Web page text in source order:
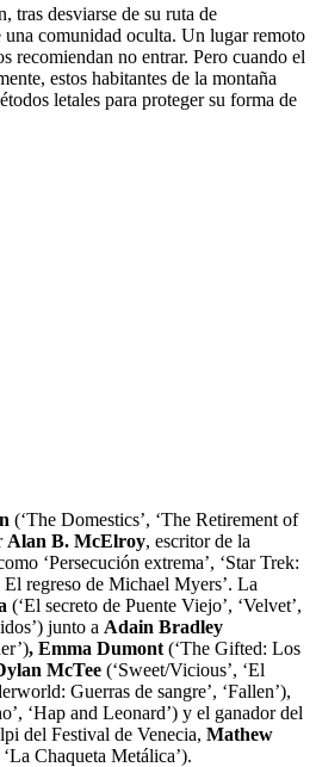
tras desviarse de su ruta de
una comunidad oculta. Un lugar remoto
recomiendan no entrar. Pero cuando el
estos habitantes de la montaña
letales para proteger su forma de
(‘The Domestics’, ‘The Retirement of
Alan B. McElroy, escritor de la
‘Persecución extrema’, ‘Star Trek:
regreso de Michael Myers’. La
(‘El secreto de Puente Viejo’, ‘Velvet’,
junto a Adain Bradley
, Emma Dumont (‘The Gifted: Los
McTee (‘Sweet/Vicious’, ‘El
Guerras de sangre’, ‘Fallen’),
‘Hap and Leonard’) y el ganador del
del Festival de Venecia, Mathew
Chaqueta Metálica’).